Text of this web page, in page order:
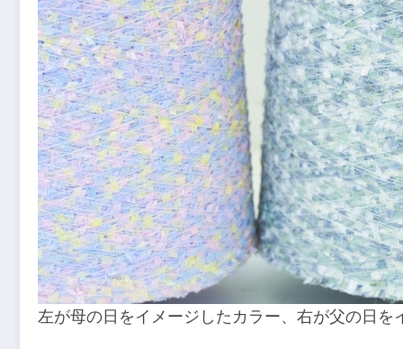
左が母の日をイメージしたカラー、右が父の日を